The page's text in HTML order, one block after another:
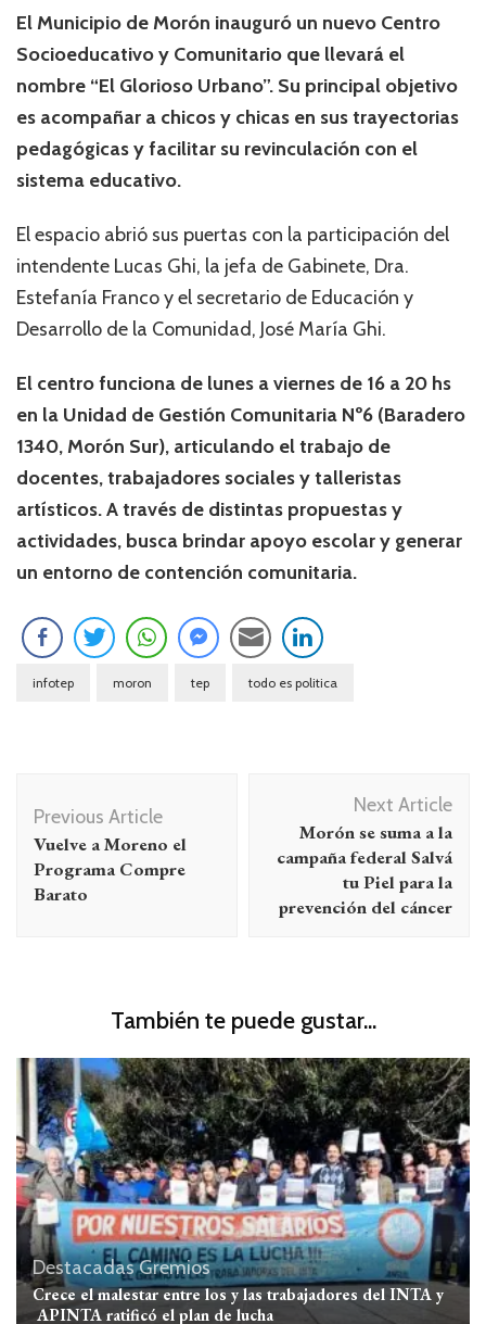
El Municipio de Morón inauguró un nuevo Centro
Socioeducativo y Comunitario que llevará el
nombre “El Glorioso Urbano”. Su principal objetivo
es acompañar a chicos y chicas en sus trayectorias
pedagógicas y facilitar su revinculación con el
sistema educativo.
El espacio abrió sus puertas con la participación del
intendente Lucas Ghi, la jefa de Gabinete, Dra.
Estefanía Franco y el secretario de Educación y
Desarrollo de la Comunidad, José María Ghi.
El centro funciona de lunes a viernes de 16 a 20 hs
en la Unidad de Gestión Comunitaria Nº6 (Baradero
1340, Morón Sur), articulando el trabajo de
docentes, trabajadores sociales y talleristas
artísticos. A través de distintas propuestas y
actividades, busca brindar apoyo escolar y generar
un entorno de contención comunitaria.
infotep moron tep todo es politica
de
entradas
Previous Article
Vuelve a Moreno el
Programa Compre
Barato
Next Article
Morón se suma a la
campaña federal Salvá
tu Piel para la
prevención del cáncer
También te puede gustar...
DestacadasGremios
Crece el malestar entre los y las trabajadores del INTA y
APINTA ratificó el plan de lucha